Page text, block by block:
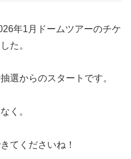
年1月ドームツアーのチケ
た。
選からのスタートです。
く。
てくださいね！